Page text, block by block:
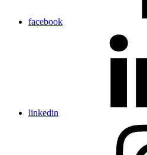
facebook
linkedin